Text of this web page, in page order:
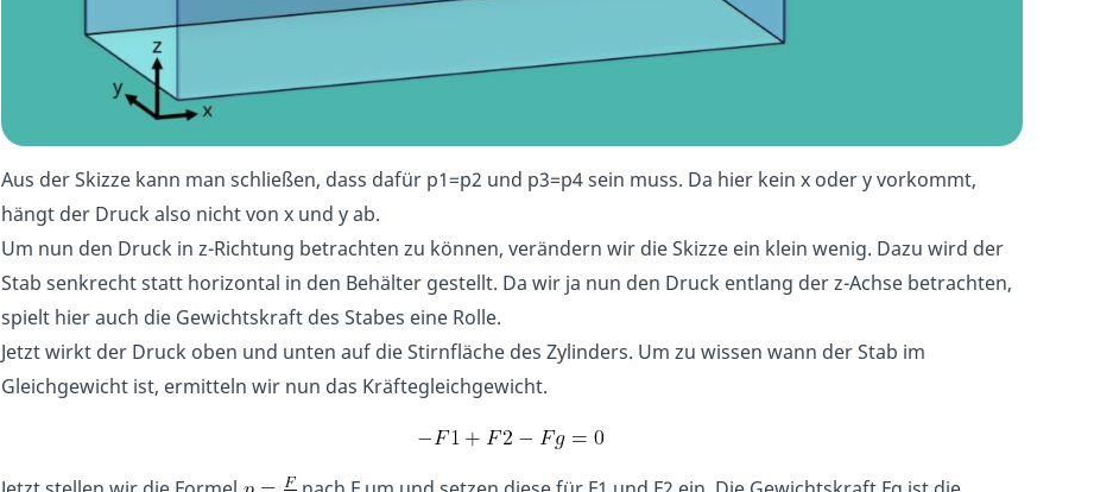
Aus der Skizze kann man schließen, dass dafür p1=p2 und p3=p4 sein muss. Da hier kein x oder y vorkommt,
hängt der Druck also nicht von x und y ab.
Um nun den Druck in z-Richtung betrachten zu können, verändern wir die Skizze ein klein wenig. Dazu wird der
Stab senkrecht statt horizontal in den Behälter gestellt. Da wir ja nun den Druck entlang der z-Achse betrachten,
spielt hier auch die Gewichtskraft des Stabes eine Rolle.
Jetzt wirkt der Druck oben und unten auf die Stirnfläche des Zylinders. Um zu wissen wann der Stab im
Gleichgewicht ist, ermitteln wir nun das Kräftegleichgewicht.